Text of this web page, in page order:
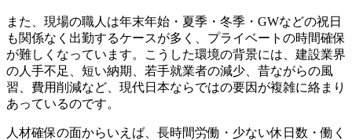
また、現場の職人は年末年始・夏季・冬季・GWなどの祝日
も関係なく出勤するケースが多く、プライベートの時間確保
が難しくなっています。こうした環境の背景には、建設業界
の人手不足、短い納期、若手就業者の減少、昔ながらの風
習、費用削減など、現代日本ならではの要因が複雑に絡まり
あっているのです。
人材確保の面からいえば、長時間労働・少ない休日数・働く